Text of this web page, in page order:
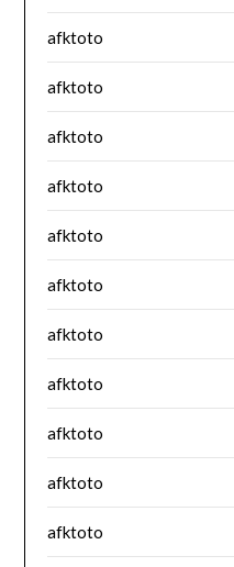
afktoto
afktoto
afktoto
afktoto
afktoto
afktoto
afktoto
afktoto
afktoto
afktoto
afktoto